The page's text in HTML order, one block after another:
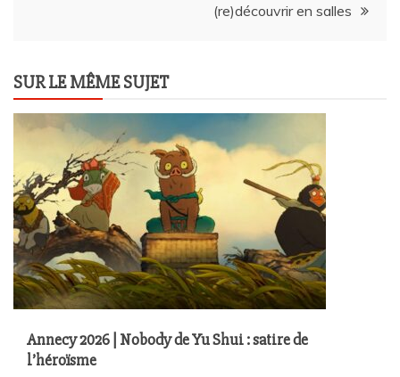
(re)découvrir en salles
SUR LE MÊME SUJET
Annecy 2026 | Nobody de Yu Shui : satire de
l’héroïsme